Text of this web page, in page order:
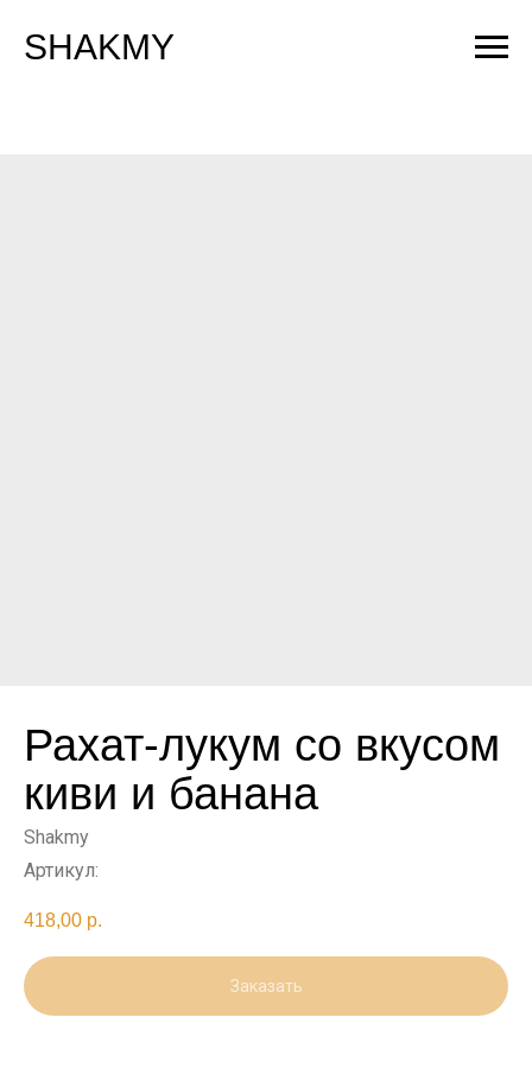
SHAKMY
Рахат-лукум со вкусом
киви и банана
Shakmy
Артикул:
418,00 р.
Заказать